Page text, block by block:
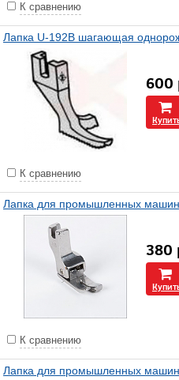
К сравнению
Лапка U-192B шагающая
600
К сравнению
Лапка для промышленных машин
380
К сравнению
Лапка для промышленных